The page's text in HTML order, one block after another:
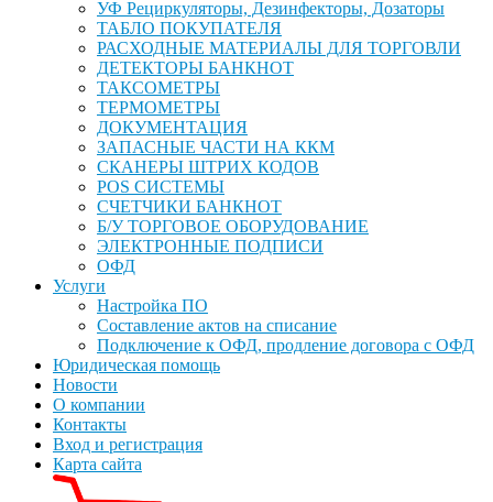
УФ Рециркуляторы, Дезинфекторы, Дозаторы
ТАБЛО ПОКУПАТЕЛЯ
РАСХОДНЫЕ МАТЕРИАЛЫ ДЛЯ ТОРГОВЛИ
ДЕТЕКТОРЫ БАНКНОТ
ТАКСОМЕТРЫ
ТЕРМОМЕТРЫ
ДОКУМЕНТАЦИЯ
ЗАПАСНЫЕ ЧАСТИ НА ККМ
СКАНЕРЫ ШТРИХ КОДОВ
POS СИСТЕМЫ
СЧЕТЧИКИ БАНКНОТ
Б/У ТОРГОВОЕ ОБОРУДОВАНИЕ
ЭЛЕКТРОННЫЕ ПОДПИСИ
ОФД
Услуги
Настройка ПО
Составление актов на списание
Подключение к ОФД, продление договора с ОФД
Юридическая помощь
Новости
О компании
Контакты
Вход и регистрация
Карта сайта